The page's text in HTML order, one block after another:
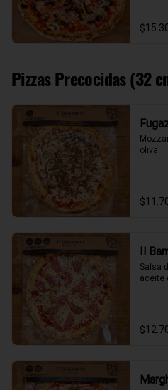
Pizzas Precocidas (32
oliva.
Il
Salsa
aceite